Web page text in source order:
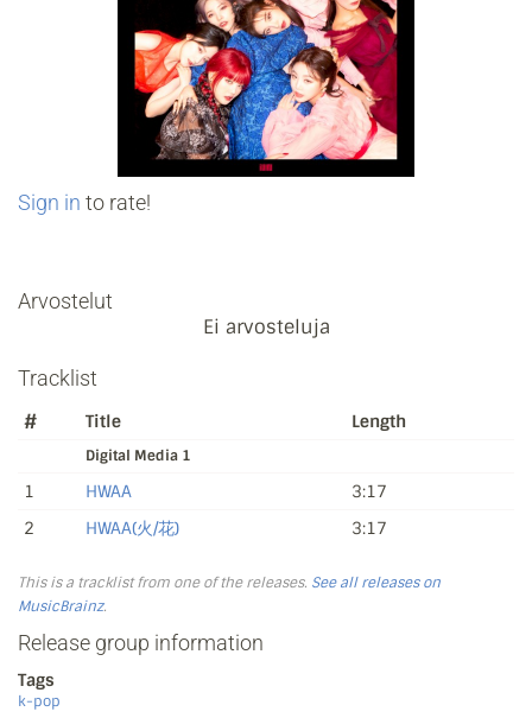
Sign in to rate!
Arvostelut
Ei arvosteluja
Tracklist
# Title Length
Digital Media 1
1 HWAA
3:17
2
HWAA(火/花) 3:17
This is a tracklist from one of the releases. See all releases on
MusicBrainz.
Release group information
Tags
k-pop